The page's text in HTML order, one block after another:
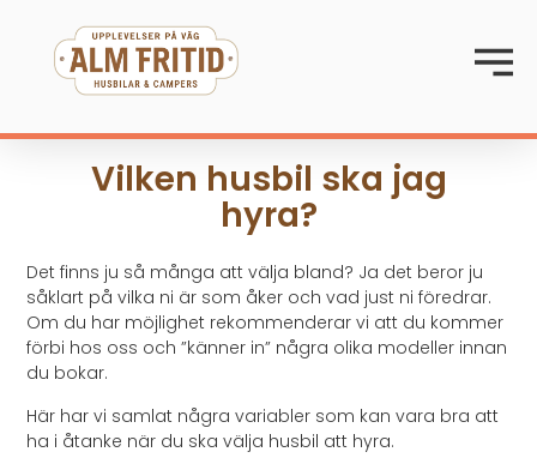
Vilken husbil ska jag
hyra?
Det finns ju så många att välja bland? Ja det beror ju
såklart på vilka ni är som åker och vad just ni föredrar.
Om du har möjlighet rekommenderar vi att du kommer
förbi hos oss och ”känner in” några olika modeller innan
du bokar.
Här har vi samlat några variabler som kan vara bra att
ha i åtanke när du ska välja husbil att hyra.